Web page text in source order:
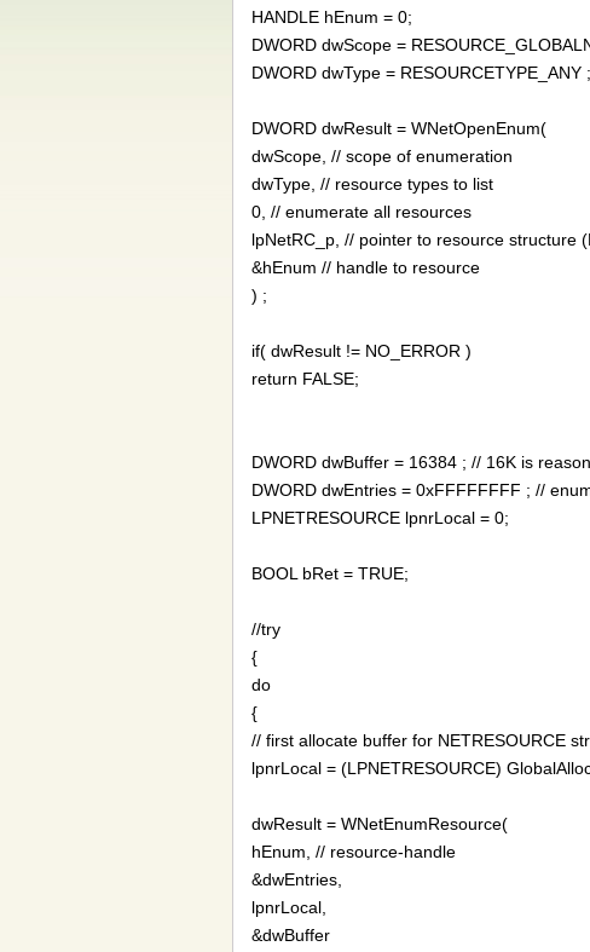
HANDLE hEnum = 0;
DWORD dwScope =
DWORD dwType = RESOURCETYPE_ANY ;
DWORD dwResult = WNetOpenEnum(
dwScope, // scope of enumeration
dwType, // resource types to list
0, // enumerate all resources
lpNetRC_p, // pointer to resource structure
&hEnum // handle to resource
) ;
if( dwResult != NO_ERROR )
return FALSE;
DWORD dwBuffer = 16384 ; // 16K is
DWORD dwEntries = 0xFFFFFFFF ; //
LPNETRESOURCE lpnrLocal = 0;
BOOL bRet = TRUE;
//try
{
do
{
// first allocate buffer for NETRESOURCE
lpnrLocal = (LPNETRESOURCE)
dwResult = WNetEnumResource(
hEnum, // resource-handle
&dwEntries,
lpnrLocal,
&dwBuffer